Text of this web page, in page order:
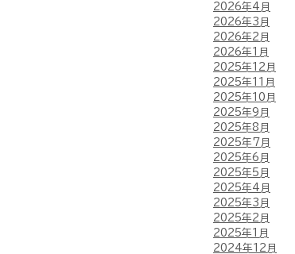
2026年4月
2026年3月
2026年2月
2026年1月
2025年12月
2025年11月
2025年10月
2025年9月
2025年8月
2025年7月
2025年6月
2025年5月
2025年4月
2025年3月
2025年2月
2025年1月
2024年12月